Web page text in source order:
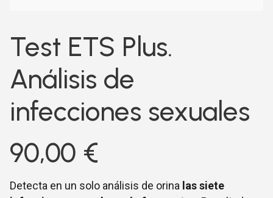
Test ETS Plus.
Análisis de
infecciones sexuales
90,00 €
Detecta en un solo análisis de orina las siete